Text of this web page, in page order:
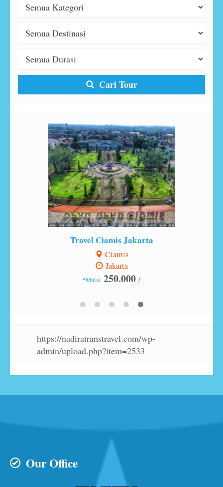
Cari Tour
Travel Ciamis Jakarta
Ciamis
Jakarta
*Mulai 250.000 /
https://nadiratranstravel.com/wp-
admin/upload.php?item=2533
Our Office